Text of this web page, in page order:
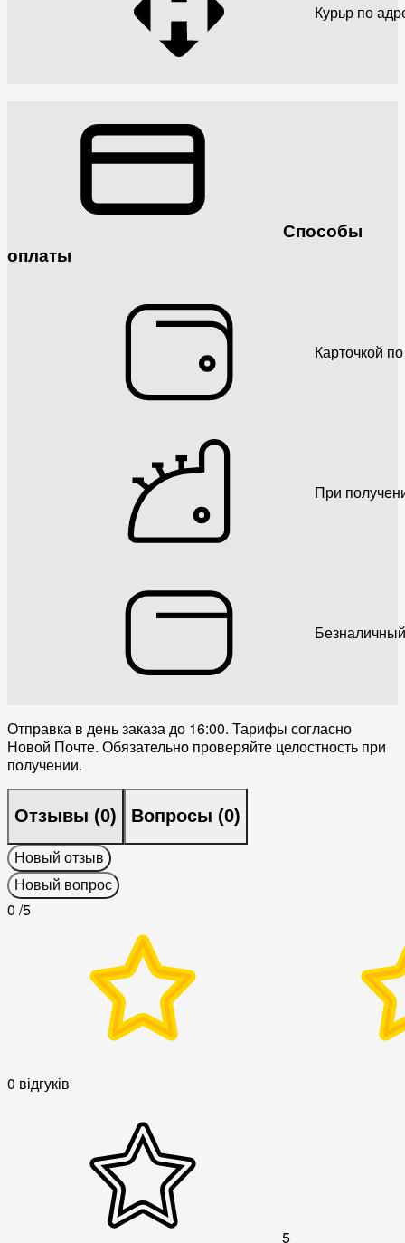
Курьр по
Способы
оплаты
Карточкой
При
Отправка в день заказа до 16:00. Тарифы согласно
Новой Почте. Обязательно проверяйте целостность при
получении.
Отзывы (0) Вопросы (0)
Новый отзыв
Новый вопрос
0 /5
0 відгуків
5